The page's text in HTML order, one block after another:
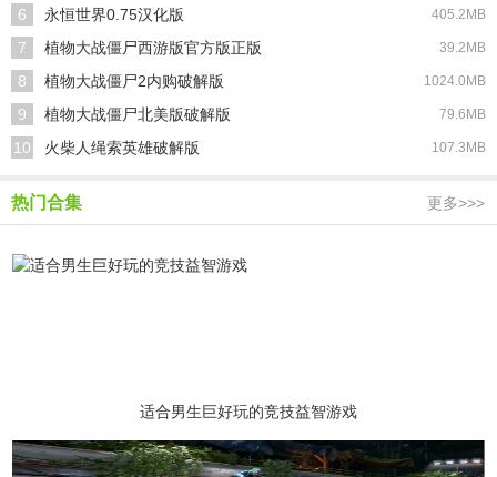
6 永恒世界0.75汉化版 405.2MB
7 植物大战僵尸西游版官方版正版 39.2MB
8 植物大战僵尸2内购破解版 1024.0MB
9 植物大战僵尸北美版破解版 79.6MB
10 火柴人绳索英雄破解版 107.3MB
热门合集 更多>>>
适合男生巨好玩的竞技益智游戏